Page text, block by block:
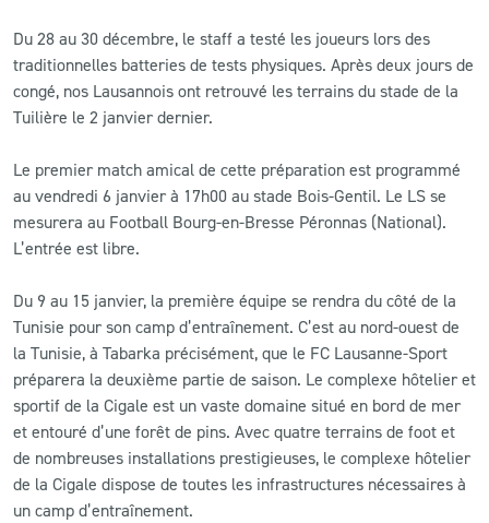
MATCH DES CELEBRITES
PRESSE ET MEDIAS
Du 28 au 30 décembre, le staff a testé les joueurs lors des
traditionnelles batteries de tests physiques. Après deux jours de
congé, nos Lausannois ont retrouvé les terrains du stade de la
Tuilière le 2 janvier dernier.
Le premier match amical de cette préparation est programmé
au vendredi 6 janvier à 17h00 au stade Bois-Gentil. Le LS se
mesurera au Football Bourg-en-Bresse Péronnas (National).
L’entrée est libre.
Du 9 au 15 janvier, la première équipe se rendra du côté de la
Tunisie pour son camp d’entraînement. C’est au nord-ouest de
la Tunisie, à Tabarka précisément, que le FC Lausanne-Sport
préparera la deuxième partie de saison. Le complexe hôtelier et
sportif de la Cigale est un vaste domaine situé en bord de mer
et entouré d’une forêt de pins. Avec quatre terrains de foot et
de nombreuses installations prestigieuses, le complexe hôtelier
de la Cigale dispose de toutes les infrastructures nécessaires à
un camp d’entraînement.